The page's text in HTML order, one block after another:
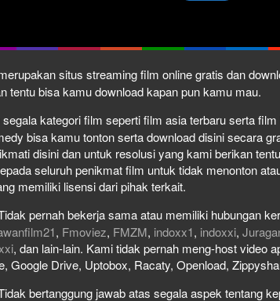
situs streaming film online gratis dan
tentu bisa kamu download kapan pun kamu mau.
kategori film seperti film asia terbaru serta
bisa kamu tonton serta download disini secara
disini dan untuk resolusi yang kami berikan
seluruh penikmat film untuk tidak menonton
memiliki lisensi dari pihak terkait.
pernah bekerja sama atau memiliki hubungan
, Fmoviez, FMZM, indoxx1, indoxxi,
, dan lain-lain. Kami tidak pernah meng-host video
Google Drive, Uptobox, Racaty, Openload,
bertanggung jawab atas segala aspek tentang